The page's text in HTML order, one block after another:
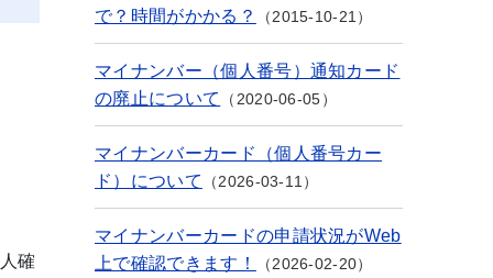
確
で？時間がかかる？
2015-10-21
マイナンバー（個人番号）通知カード
の廃止について
2020-06-05
マイナンバーカード（個人番号カー
ド）について
2026-03-11
マイナンバーカードの申請状況がWeb
上で確認できます！
2026-02-20